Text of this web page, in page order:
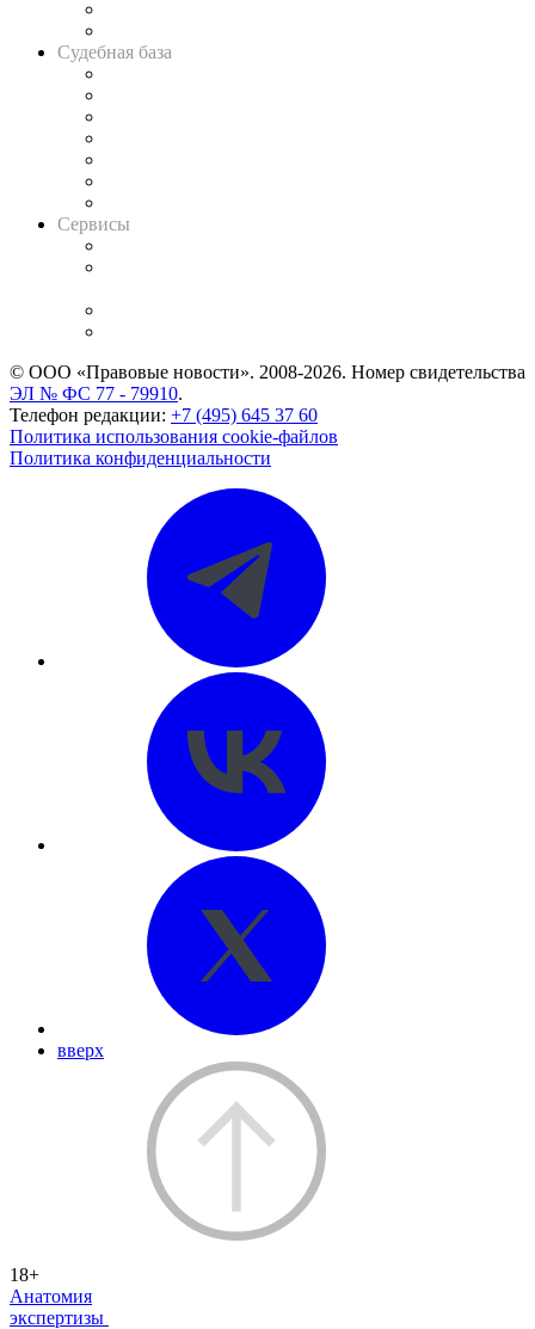
Судебная база
Сервисы
© ООО «Правовые новости». 2008-2026. Номер свидетельства
ЭЛ № ФС 77 - 79910.
Телефон редакции: +7 (495) 645 37 60
Политика использования cookie-файлов
Политика конфиденциальности
вверх
18+
Анатомия
экспертизы